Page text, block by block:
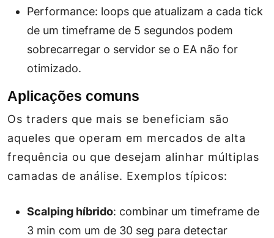
Performance: loops que atualizam a cada tick
de um timeframe de 5 segundos podem
sobrecarregar o servidor se o EA não for
otimizado.
Aplicações comuns
Os traders que mais se beneficiam são
aqueles que operam em mercados de alta
frequência ou que desejam alinhar múltiplas
camadas de análise. Exemplos típicos:
Scalping híbrido: combinar um timeframe de
3 min com um de 30 seg para detectar